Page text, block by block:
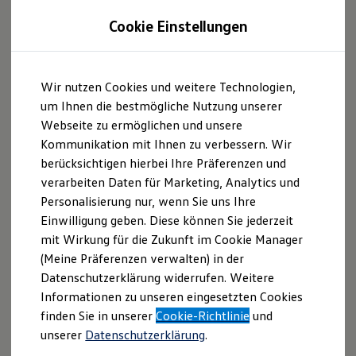
Singapura/Singapore
rakaman video dalam Bahasa Melayu di sini.
Download the Privacy Policy for video data recording in
English here.
Impressum
Nutzungsbedingungen
Datenschutzerklärungen
Cookie-Richtlinie
Lizenzhinweise Dritter
Angaben zum Digital Services Act (DSA)
EU Data Act
Produktsicherheitsinformationen
Vertrag Widerrufen
Cookie Einstellungen
Wir nutzen Cookies und weitere Technologien,
um Ihnen die bestmögliche Nutzung unserer
Webseite zu ermöglichen und unsere
Kommunikation mit Ihnen zu verbessern. Wir
berücksichtigen hierbei Ihre Präferenzen und
verarbeiten Daten für Marketing, Analytics und
Personalisierung nur, wenn Sie uns Ihre
Einwilligung geben. Diese können Sie jederzeit
mit Wirkung für die Zukunft im Cookie Manager
(Meine Präferenzen verwalten) in der
Datenschutzerklärung widerrufen. Weitere
Informationen zu unseren eingesetzten Cookies
finden Sie in unsererCookie-Richtlinie und
unserer Datenschutzerklärung.